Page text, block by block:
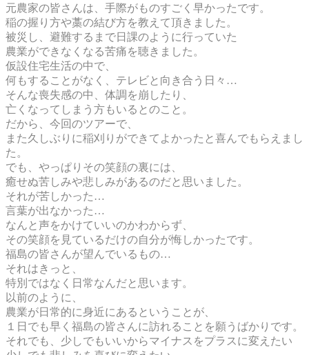
元農家の皆さんは、手際がものすごく早かったです。
稲の握り方や藁の結び方を教えて頂きました。
被災し、避難するまで日課のように行っていた
農業ができなくなる苦痛を聴きました。
仮設住宅生活の中で、
何もすることがなく、テレビと向き合う日々…
そんな喪失感の中、体調を崩したり、
亡くなってしまう方もいるとのこと。
だから、今回のツアーで、
また久しぶりに稲刈りができてよかったと喜んでもらえまし
た。
でも、やっぱりその笑顔の裏には、
癒せぬ苦しみや悲しみがあるのだと思いました。
それが苦しかった…
言葉が出なかった…
なんと声をかけていいのかわからず、
その笑顔を見ているだけの自分が悔しかったです。
福島の皆さんが望んでいるもの…
それはきっと、
特別ではなく日常なんだと思います。
以前のように、
農業が日常的に身近にあるということが、
１日でも早く福島の皆さんに訪れることを願うばかりです。
それでも、少しでもいいからマイナスをプラスに変えたい